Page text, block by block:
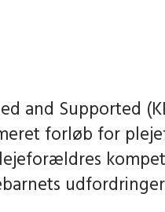
and Supported
forløb for
udfordringer